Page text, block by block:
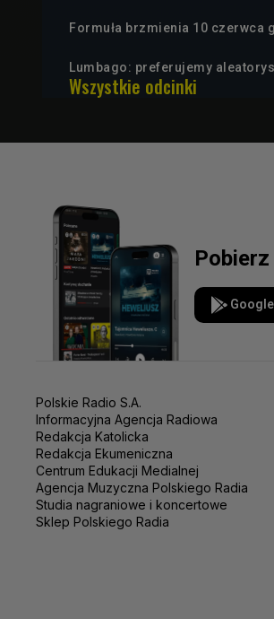
Formuła brzmienia 10 czerwca
Lumbago: preferujemy
Wszystkie odcinki
Polskie Radio S.A.
Informacyjna Agencja Radiowa
Redakcja Katolicka
Redakcja Ekumeniczna
Centrum Edukacji Medialnej
Agencja Muzyczna Polskiego Radia
Studia nagraniowe i koncertowe
Sklep Polskiego Radia